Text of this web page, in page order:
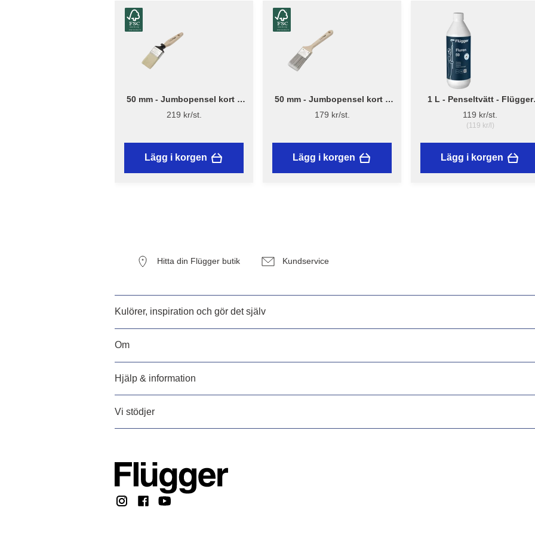
50 mm - Jumbopensel kort –
Flügger Excellence
219 kr/st.
Lägg i korgen
50 mm - Jumbopensel kort –
Flügger Pro Series
179 kr/st.
Lägg i korgen
1 L - Penseltvätt - Flügger
Fluren 59
119 kr/st.
(119 kr/l)
Lägg i korgen
Hitta din Flügger butik Kundservice
Kulörer, inspiration och gör det själv
Om
Hjälp & information
Vi stödjer